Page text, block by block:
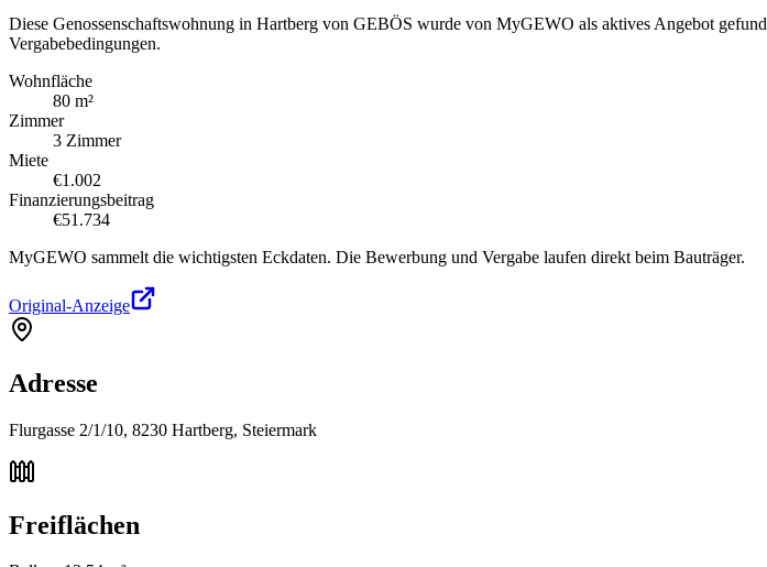
Diese Genossenschaftswohnung in Hartberg von GEBÖS wurde von MyGEWO als aktives Angebot
Vergabebedingungen.
Wohnfläche
80 m²
Zimmer
3 Zimmer
Miete
€1.002
Finanzierungsbeitrag
€51.734
MyGEWO sammelt die wichtigsten Eckdaten. Die Bewerbung und Vergabe laufen direkt beim Bauträger.
Original-Anzeige
Adresse
Flurgasse 2/1/10, 8230 Hartberg, Steiermark
Freiflächen